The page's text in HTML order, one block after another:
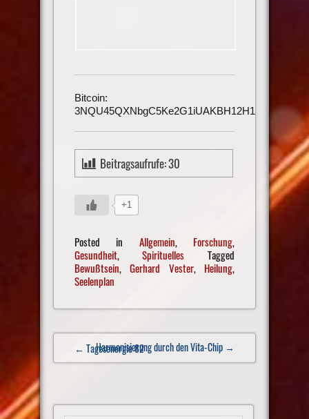
Bitcoin:
3NQU45QXNbgC5Ke2G1iUAKBH12H1h3UmAu
Beitragsaufrufe:30
+1
Posted in Allgemein, Forschung,
Gesundheit,Spirituelles Tagged
Bewußtsein,Gerhard Vester, Heilung,
Seelenplan
Post
navigation
← Tagesenergie 82
Harmonisierung durch den Vita-Chip →